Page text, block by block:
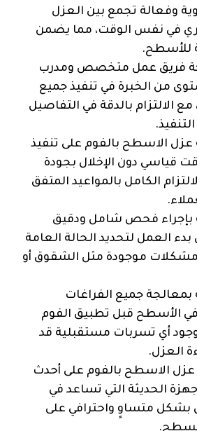
وفعالة تجمع بين العزل
في نفس الوقت، مما يضمن
للأسطح.
فريق عمل متخصص ومدرب
من الخبرة في تنفيذ جميع
مع الالتزام بالدقة في التفاصيل
الاسطح بالفوم على تنفيذ
قياسي دون الإخلال بجودة
الكامل بالمواعيد المتفق
بإجراء فحص شامل ودقيق
العمل لتحديد الحالة العامة
موجودة مثل الشقوق أو
بمعالجة جميع الفراغات
الأسطح قبل تطبيق الفوم
أي تسربات مستقبلية قد
العزل.
الاسطح بالفوم على أحدث
الحديثة التي تساعد في
بشكل متساوٍ واحترافي على